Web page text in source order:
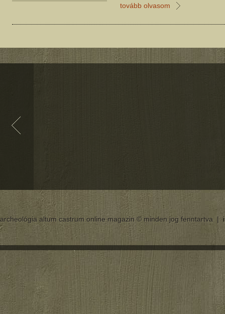
tovább olvasom
archeológia altum castrum online magazin © minden jog fenntartva |